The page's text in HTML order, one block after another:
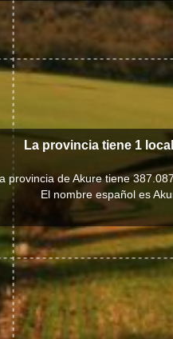
La provincia tiene 1
provincia de Akure tiene
El nombre español es